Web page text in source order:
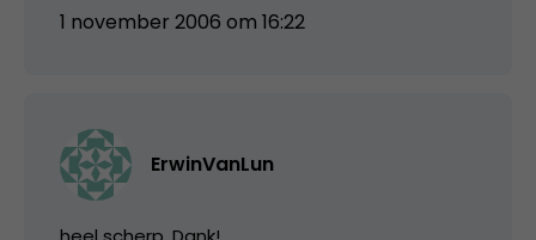
1 november 2006 om 16:22
ErwinVanLun